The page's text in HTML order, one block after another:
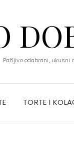
Pažljivo odabrani, ukusni
TORTE I